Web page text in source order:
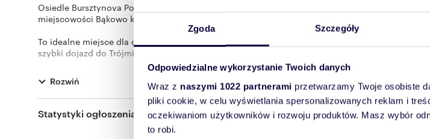
Zgoda Szczegóły
Odpowiedzialne wykorzystanie Twoich danych
Wraz z naszymi 1022 partnerami przetwarzamy Twoje osobiste
pliki cookie, w celu wyświetlania spersonalizowanych reklam i
oczekiwaniom użytkowników i rozwoju produktów. Masz wybór
to robi.
Osiedle Bursztynova Polana to wyjątkowa inwestycja położona w otoczeniu zieleni, przy samym
miejscowości Bąkowo koło Gdańska.
To idealne miejsce dla osób, które marzą o własnym domu blisko natury, ale nie chcą
szybki dojazd do Trójmiasta,
pełna infrastruktura i spokojne sąsiedztwo natury tworzą idealne warunki do życia.
OPIS LOKALI
Rozwiń
Statystyki ogłoszenia: